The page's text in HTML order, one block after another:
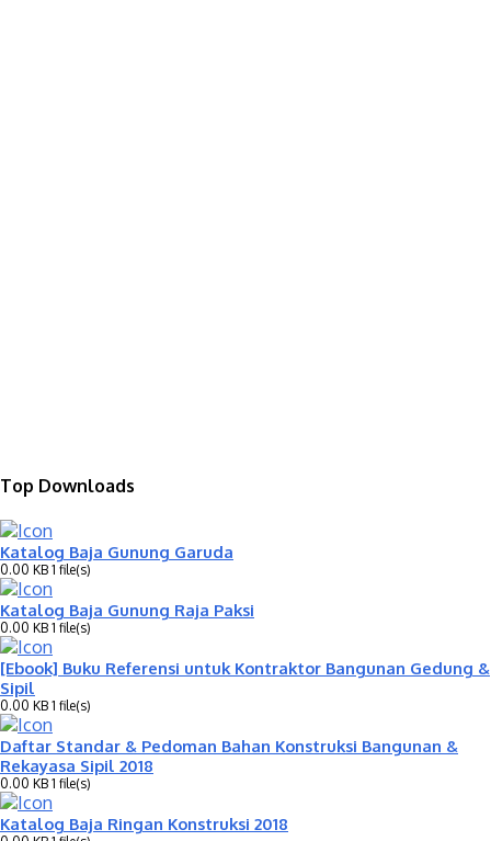
Top Downloads
Katalog Baja Gunung Garuda
0.00 KB 1 file(s)
Katalog Baja Gunung Raja Paksi
0.00 KB 1 file(s)
[Ebook] Buku Referensi untuk Kontraktor Bangunan Gedung &
Sipil
0.00 KB 1 file(s)
Daftar Standar & Pedoman Bahan Konstruksi Bangunan &
Rekayasa Sipil 2018
0.00 KB 1 file(s)
Katalog Baja Ringan Konstruksi 2018